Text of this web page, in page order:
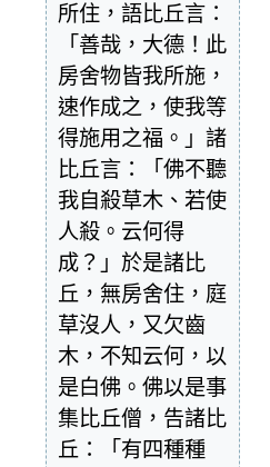
所住，語比丘言：
「善哉，大德！此
房舍物皆我所施，
速作成之，使我等
得施用之福。」諸
比丘言：「佛不聽
我自殺草木、若使
人殺。云何得
成？」於是諸比
丘，無房舍住，庭
草沒人，又欠齒
木，不知云何，以
是白佛。佛以是事
集比丘僧，告諸比
丘：「有四種種